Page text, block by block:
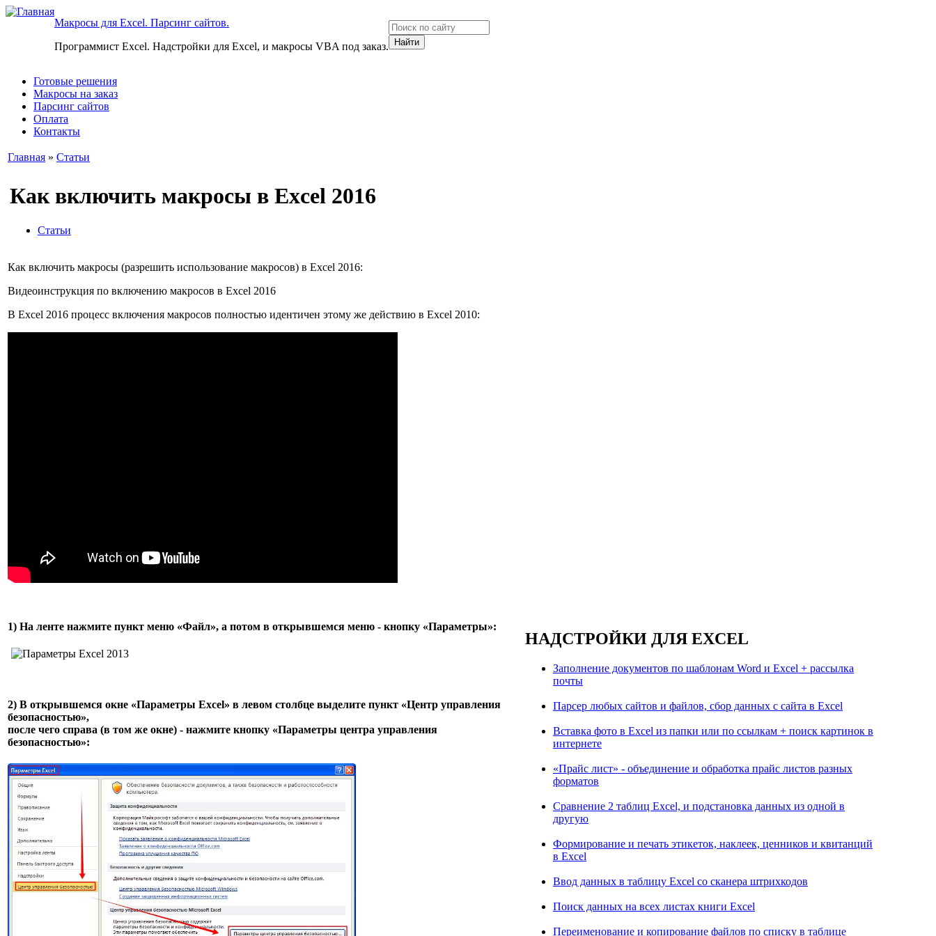
Макросы для Excel. Парсинг сайтов.
Программист Excel. Надстройки для Excel, и макросы VBA под заказ.
Готовые решения
Макросы на заказ
Парсинг сайтов
Оплата
Контакты
Главная » Статьи
Как включить макросы в Excel 2016
Статьи
Как включить макросы (разрешить использование макросов) в Excel 2016:
Видеоинструкция по включению макросов в Excel 2016
В Excel 2016 процесс включения макросов полностью идентичен этому же действию в Excel 2010:
1) На ленте нажмите пункт меню «Файл», а потом в открывшемся меню - кнопку «Параметры»:
2) В открывшемся окне «Параметры Excel» в левом столбце выделите пункт «Центр управления
безопасностью»,
после чего справа (в том же окне) - нажмите кнопку «Параметры центра управления
безопасностью»:
НАДСТРОЙКИ ДЛЯ EXCEL
Заполнение документов по шаблонам Word и Excel + рассылка
почты
Парсер любых сайтов и файлов, сбор данных с сайта в Excel
Вставка фото в Excel из папки или по ссылкам + поиск картинок в
интернете
«Прайс лист» - объединение и обработка прайс листов разных
форматов
Сравнение 2 таблиц Excel, и подстановка данных из одной в
другую
Формирование и печать этикеток, наклеек, ценников и квитанций
в Excel
Ввод данных в таблицу Excel со сканера штрихкодов
Поиск данных на всех листах книги Excel
Переименование и копирование файлов по списку в таблице